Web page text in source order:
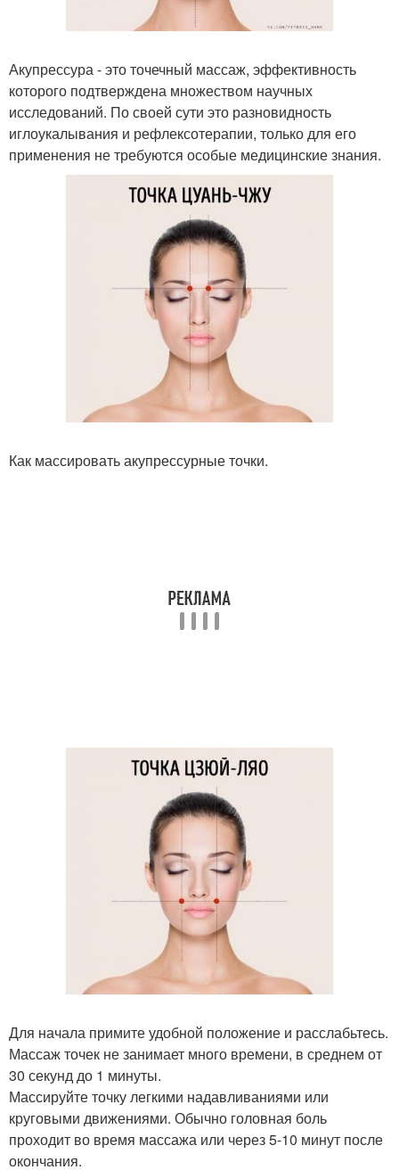
Акупрессура - это точечный массаж, эффективность
которого подтверждена множеством научных
исследований. По своей сути это разновидность
иглоукалывания и рефлексотерапии, только для его
применения не требуются особые медицинские знания.
Как массировать акупрессурные точки.
Для начала примите удобной положение и расслабьтесь.
Массаж точек не занимает много времени, в среднем от
30 секунд до 1 минуты.
Массируйте точку легкими надавливаниями или
круговыми движениями. Обычно головная боль
проходит во время массажа или через 5-10 минут после
окончания.